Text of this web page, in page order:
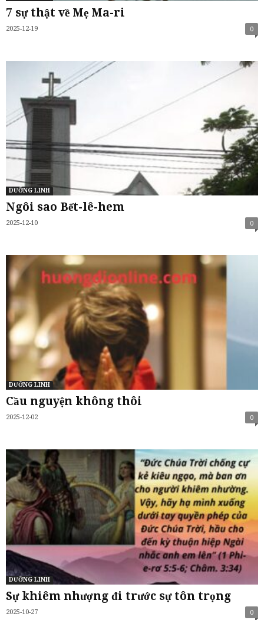
7 sự thật về Mẹ Ma-ri
2025-12-19 0
DƯỠNG LINH
Ngôi sao Bết-lê-hem
2025-12-10 0
DƯỠNG LINH
Cầu nguyện không thôi
2025-12-02 0
DƯỠNG LINH
Sự khiêm nhượng đi trước sự tôn trọng
2025-10-27 0